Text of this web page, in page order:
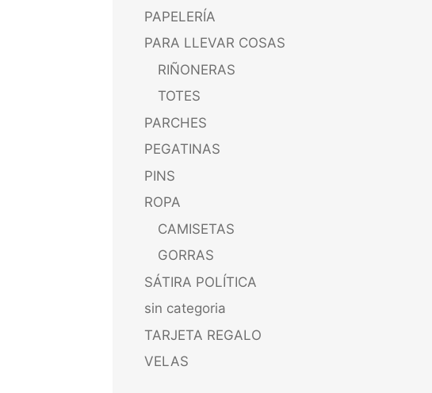
PAPELERÍA
PARA LLEVAR COSAS
RIÑONERAS
TOTES
PARCHES
PEGATINAS
PINS
ROPA
CAMISETAS
GORRAS
SÁTIRA POLÍTICA
sin categoria
TARJETA REGALO
VELAS